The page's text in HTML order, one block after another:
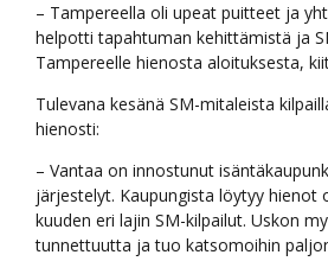
– Tampereella oli upeat puitteet ja
helpotti tapahtuman kehittämistä ja
Tampereelle hienosta aloituksesta,
Tulevana kesänä SM-mitaleista
hienosti:
– Vantaa on innostunut
järjestelyt. Kaupungista löytyy hienot
kuuden eri lajin SM-kilpailut. Uskon
tunnettuutta ja tuo katsomoihin